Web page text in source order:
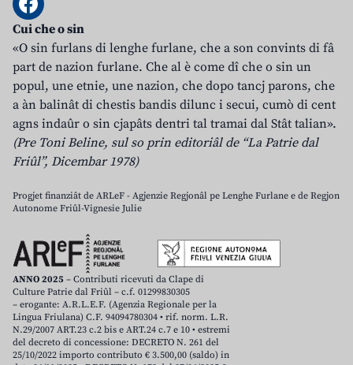
Cui che o sin
«O sin furlans di lenghe furlane, che a son convints di fâ
part de nazion furlane. Che al è come dî che o sin un
popul, une etnie, une nazion, che dopo tancj parons, che
a àn balinât di chestis bandis dilunc i secui, cumò di cent
agns indaûr o sin cjapâts dentri tal tramai dal Stât talian».
(Pre Toni Beline, sul so prin editoriâl de “La Patrie dal
Friûl”, Dicembar 1978)
Progjet finanziât de ARLeF - Agjenzie Regjonâl pe Lenghe Furlane e de Regjon
Autonome Friûl-Vignesie Julie
ANNO 2025 – Contributi ricevuti da Clape di
Culture Patrie dal Friûl – c.f. 01299830305
– erogante: A.R.L.E.F. (Agenzia Regionale per la
Lingua Friulana) C.F. 94094780304 • rif. norm. L.R.
N.29/2007 ART.23 c.2 bis e ART.24 c.7 e 10 • estremi
del decreto di concessione: DECRETO N. 261 del
25/10/2022 importo contributo € 3.500,00 (saldo) in